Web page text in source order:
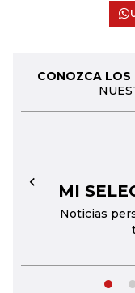
CONOZCA LOS
MI
Noticias
←